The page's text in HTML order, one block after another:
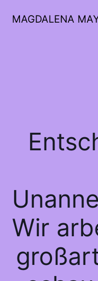
MAGDALENA
Wir